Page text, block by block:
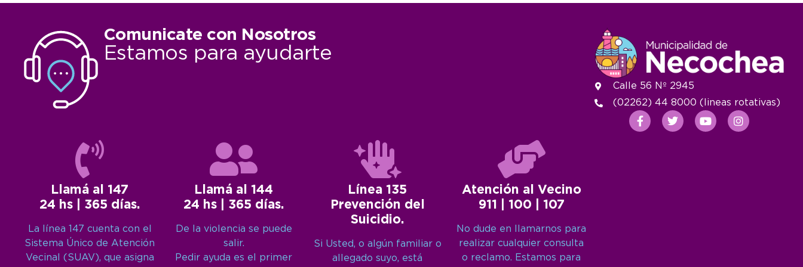
Comunicate con Nosotros
Estamos para ayudarte
Llamá al 147
24 hs | 365 días.
La línea 147 cuenta con el
Sistema Único de Atención
Vecinal (SUAV), que asigna
Llamá al 144
24 hs | 365 días.
De la violencia se puede
salir.
Pedir ayuda es el primer
Línea 135
Prevención del
Suicidio.
Si Usted, o algún familiar o
allegado suyo, está
Atención al Vecino
911 | 100 | 107
No dude en llamarnos para
realizar cualquier consulta
o reclamo. Estamos para
Calle 56 Nº 2945
(02262) 44 8000 (lineas rotativas)